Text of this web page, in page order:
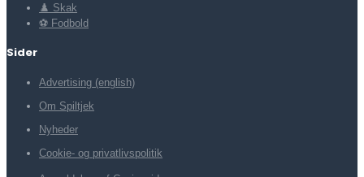
♟️ Skak
⚽ Fodbold
Sider
Advertising (english)
Om Spiltjek
Nyheder
Cookie- og privatlivspolitik